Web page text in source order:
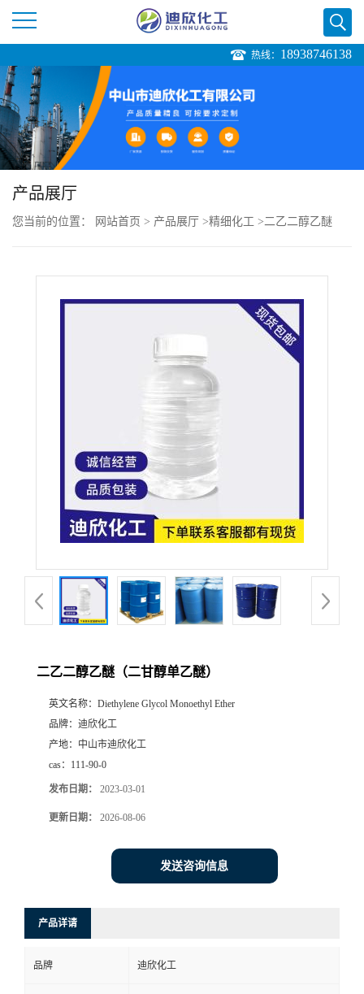
司
首
页
公
厅
方
热线： 18938746138
产品展厅
您当前的位置： 网站首页 > 产品展厅 >精细化工 >二乙二醇乙醚
二乙二醇乙醚（二甘醇单乙醚）
英文名称： Diethylene Glycol Monoethyl Ether
品牌： 迪欣化工
产地： 中山市迪欣化工
cas： 111-90-0
发布日期： 2023-03-01
更新日期： 2026-08-06
发送咨询信息
产品详请
品牌 迪欣化工